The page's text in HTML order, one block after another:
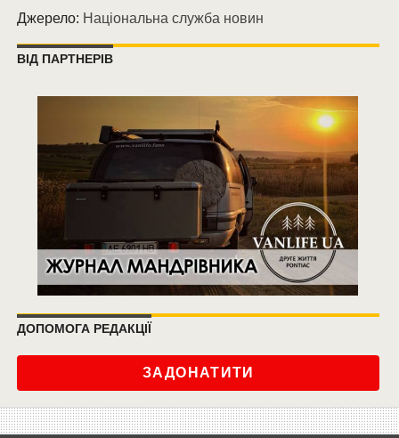
Джерело: Національна служба новин
ВІД ПАРТНЕРІВ
ДОПОМОГА РЕДАКЦІЇ
ЗАДОНАТИТИ